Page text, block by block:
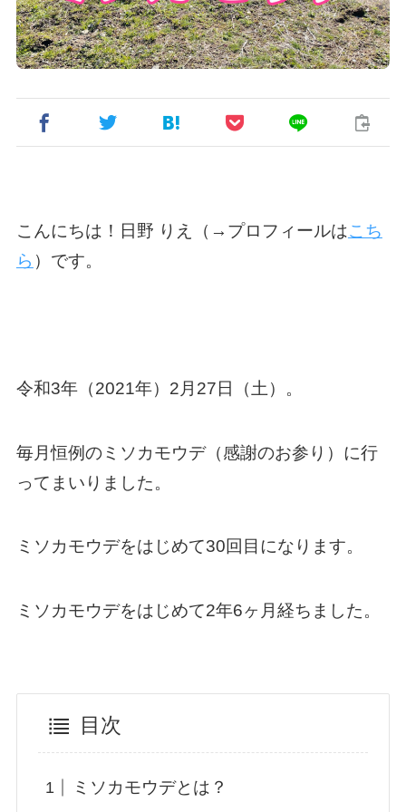
こんにちは！日野 りえ（→プロフィールはこち
ら ）です。
令和3年（2021年）2月27日（土）。
毎月恒例のミソカモウデ（感謝のお参り）に行
ってまいりました。
ミソカモウデをはじめて30回目になります。
ミソカモウデをはじめて2年6ヶ月経ちました。
目次
ミソカモウデとは？